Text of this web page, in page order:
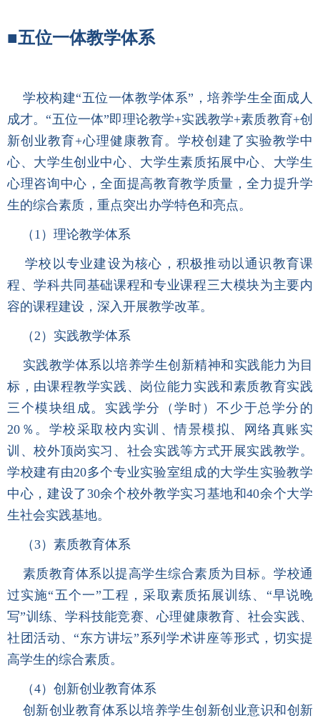
■五位一体教学体系
学校构建“五位一体教学体系”，培养学生全面成人
成才。“五位一体”即理论教学+实践教学+素质教育+创
新创业教育+心理健康教育。学校创建了实验教学中
心、大学生创业中心、大学生素质拓展中心、大学生
心理咨询中心，全面提高教育教学质量，全力提升学
生的综合素质，重点突出办学特色和亮点。
（1）理论教学体系
学校以专业建设为核心，积极推动以通识教育课
程、学科共同基础课程和专业课程三大模块为主要内
容的课程建设，深入开展教学改革。
（2）实践教学体系
实践教学体系以培养学生创新精神和实践能力为目
标，由课程教学实践、岗位能力实践和素质教育实践
三个模块组成。实践学分（学时）不少于总学分的
20％。学校采取校内实训、情景模拟、网络真账实
训、校外顶岗实习、社会实践等方式开展实践教学。
学校建有由20多个专业实验室组成的大学生实验教学
中心，建设了30余个校外教学实习基地和40余个大学
生社会实践基地。
（3）素质教育体系
素质教育体系以提高学生综合素质为目标。学校通
过实施“五个一”工程，采取素质拓展训练、“早说晚
写”训练、学科技能竞赛、心理健康教育、社会实践、
社团活动、“东方讲坛”系列学术讲座等形式，切实提
高学生的综合素质。
（4）创新创业教育体系
创新创业教育体系以培养学生创新创业意识和创新